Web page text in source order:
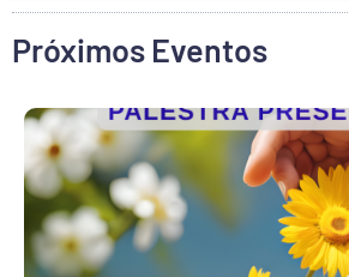
Próximos Eventos